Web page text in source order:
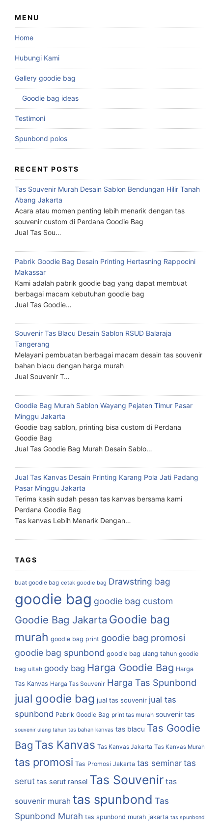
MENU
Home
Hubungi Kami
Gallery goodie bag
Goodie bag ideas
Testimoni
Spunbond polos
RECENT POSTS
Tas Souvenir Murah Desain Sablon Bendungan Hilir Tanah
Abang Jakarta
Acara atau momen penting lebih menarik dengan tas
souvenir custom di Perdana Goodie Bag
Jual Tas Sou…
Pabrik Goodie Bag Desain Printing Hertasning Rappocini
Makassar
Kami adalah pabrik goodie bag yang dapat membuat
berbagai macam kebutuhan goodie bag
Jual Tas Goodie…
Souvenir Tas Blacu Desain Sablon RSUD Balaraja
Tangerang
Melayani pembuatan berbagai macam desain tas souvenir
bahan blacu dengan harga murah
Jual Souvenir T…
Goodie Bag Murah Sablon Wayang Pejaten Timur Pasar
Minggu Jakarta
Goodie bag sablon, printing bisa custom di Perdana
Goodie Bag
Jual Tas Goodie Bag Murah Desain Sablo…
Jual Tas Kanvas Desain Printing Karang Pola Jati Padang
Pasar Minggu Jakarta
Terima kasih sudah pesan tas kanvas bersama kami
Perdana Goodie Bag
Tas kanvas Lebih Menarik Dengan…
TAGS
buat goodie bag cetak goodie bag Drawstring bag
goodie bag goodie bag custom
Goodie Bag Jakarta Goodie bag
murah goodie bag print goodie bag promosi
goodie bag spunbond goodie bag ulang tahun goodie
bag ultah goody bag Harga Goodie Bag Harga
Tas Kanvas Harga Tas Souvenir Harga Tas Spunbond
jual goodie bag jual tas souvenir jual tas
spunbond Pabrik Goodie Bag print tas murah souvenir tas
souvenir ulang tahun tas bahan kanvas tas blacu Tas Goodie
Bag Tas Kanvas Tas Kanvas Jakarta Tas Kanvas Murah
tas promosi Tas Promosi Jakarta tas seminar tas
serut tas serut ransel Tas Souvenir tas
souvenir murah tas spunbond Tas
Spunbond Murah tas spunbond murah jakarta tas spunbond